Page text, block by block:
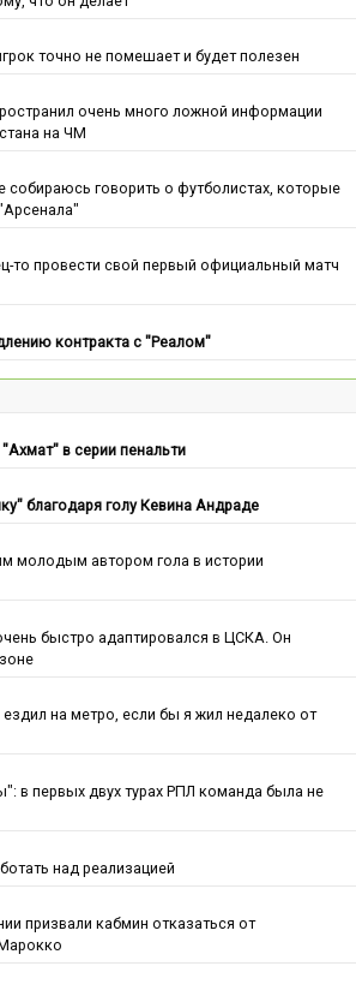
точно не помешает и будет полезен
очень много ложной информации
на ЧМ
собираюсь говорить о футболистах, которые
то провести свой первый официальный матч
контракта с "Реалом"
в серии пенальти
благодаря голу Кевина Андраде
молодым автором гола в истории
быстро адаптировался в ЦСКА. Он
на метро, если бы я жил недалеко от
в первых двух турах РПЛ команда была не
над реализацией
призвали кабмин отказаться от